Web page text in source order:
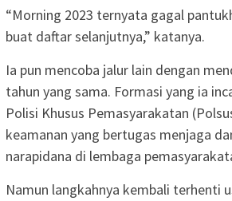
“Morning 2023 ternyata gagal
buat daftar selanjutnya,” katanya.
Ia pun mencoba jalur lain dengan
tahun yang sama. Formasi yang ia
Polisi Khusus Pemasyarakatan
keamanan yang bertugas menjaga
narapidana di lembaga
Namun langkahnya kembali terhenti